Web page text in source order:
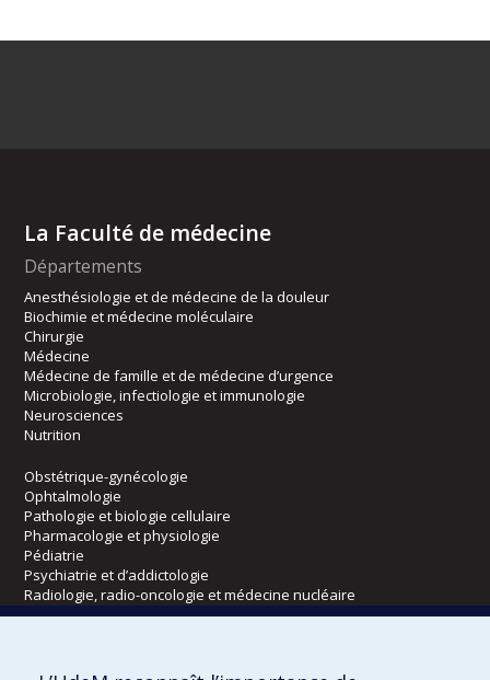
La Faculté de médecine
Départements
Anesthésiologie et de médecine de la douleur
Biochimie et médecine moléculaire
Chirurgie
Médecine
Médecine de famille et de médecine d’urgence
Microbiologie, infectiologie et immunologie
Neurosciences
Nutrition
Obstétrique-gynécologie
Ophtalmologie
Pathologie et biologie cellulaire
Pharmacologie et physiologie
Pédiatrie
Psychiatrie et d’addictologie
Radiologie, radio-oncologie et médecine nucléaire